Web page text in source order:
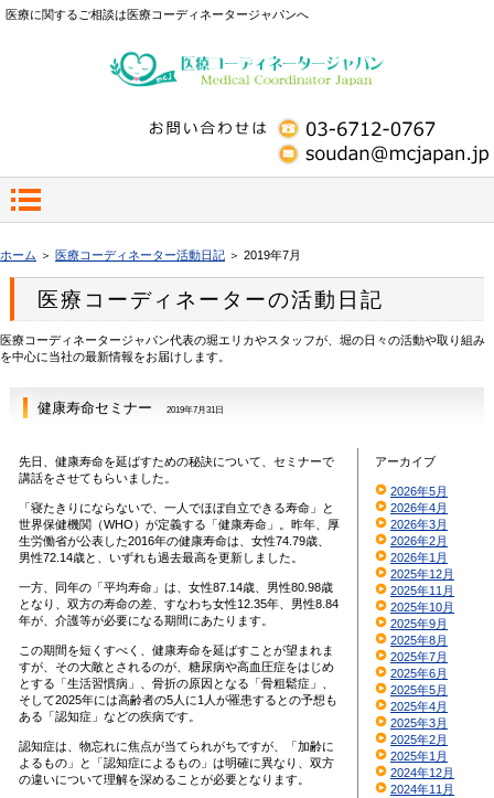
医療に関するご相談は医療コーディネータージャパンへ
ホーム ＞ 医療コーディネーター活動日記 ＞ 2019年7月
医療コーディネーターの活動日記
医療コーディネータージャパン代表の堀エリカやスタッフが、堀の日々の活動や取り組み
を中心に当社の最新情報をお届けします。
健康寿命セミナー 2019年7月31日
先日、健康寿命を延ばすための秘訣について、セミナーで
講話をさせてもらいました。
「寝たきりにならないで、一人でほぼ自立できる寿命」と
世界保健機関（WHO）が定義する「健康寿命」。昨年、厚
生労働省が公表した2016年の健康寿命は、女性74.79歳、
男性72.14歳と、いずれも過去最高を更新しました。
一方、同年の「平均寿命」は、女性87.14歳、男性80.98歳
となり、双方の寿命の差、すなわち女性12.35年、男性8.84
年が、介護等が必要になる期間にあたります。
この期間を短くすべく、健康寿命を延ばすことが望まれま
すが、その大敵とされるのが、糖尿病や高血圧症をはじめ
とする「生活習慣病」、骨折の原因となる「骨粗鬆症」、
そして2025年には高齢者の5人に1人が罹患するとの予想も
ある「認知症」などの疾病です。
認知症は、物忘れに焦点が当てられがちですが、「加齢に
よるもの」と「認知症によるもの」は明確に異なり、双方
の違いについて理解を深めることが必要となります。
アーカイブ
2026年5月
2026年4月
2026年3月
2026年2月
2026年1月
2025年12月
2025年11月
2025年10月
2025年9月
2025年8月
2025年7月
2025年6月
2025年5月
2025年4月
2025年3月
2025年2月
2025年1月
2024年12月
2024年11月